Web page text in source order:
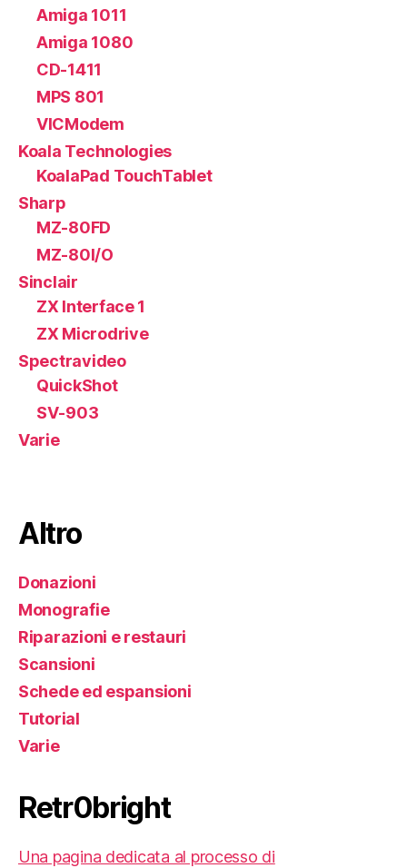
Amiga 1011
Amiga 1080
CD-1411
MPS 801
VICModem
Koala Technologies
KoalaPad TouchTablet
Sharp
MZ-80FD
MZ-80I/O
Sinclair
ZX Interface 1
ZX Microdrive
Spectravideo
QuickShot
SV-903
Varie
Altro
Donazioni
Monografie
Riparazioni e restauri
Scansioni
Schede ed espansioni
Tutorial
Varie
Retr0bright
Una pagina dedicata al processo di